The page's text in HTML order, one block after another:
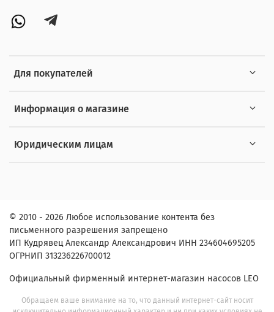
Для покупателей
Информация о магазине
Юридическим лицам
© 2010 - 2026 Любое использование контента без
письменного разрешения запрещено
ИП Кудрявец Александр Александрович ИНН 234604695205
ОГРНИП 313236226700012
Официальный фирменный интернет-магазин насосов LEO
Обращаем ваше внимание на то, что данный интернет-сайт носит